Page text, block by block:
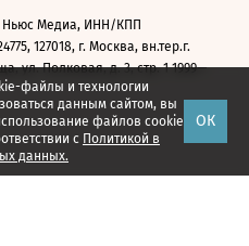
файлы и технологии
данным сайтом, вы
файлов cookie
с Политикой в
данных.
ОК
Ньюс Медиа, ИНН/КПП
127018, г. Москва, вн.тер.г.
ул. Полковая, д. 3, стр. 1 1999—